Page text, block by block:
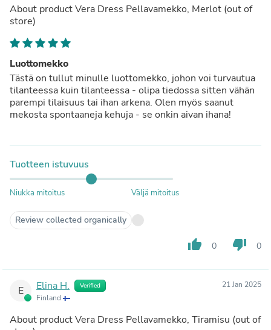
About productVera Dress Pellavamekko, Merlot
store)
Luottomekko
Tästä on tullut minulle luottomekko, johon voi turvautua
tilanteessa kuin tilanteessa - olipa tiedossa sitten vähän
parempi tilaisuus tai ihan arkena. Olen myös saanut
mekosta spontaaneja kehuja - se onkin aivan ihana!
Tuotteen istuvuus
Niukka mitoitus Väljä mitoitus
Review collected organically
thumb_up 0 thumb_down 0
E Elina H. Verified
Finland
21 Jan 2025
About productVera Dress Pellavamekko, Tiramisu